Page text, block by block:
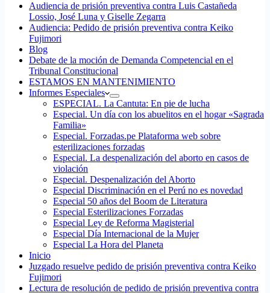
Audiencia de prisión preventiva contra Luis Castañeda
Lossio, José Luna y Giselle Zegarra
Audiencia: Pedido de prisión preventiva contra Keiko
Fujimori
Blog
Debate de la moción de Demanda Competencial en el
Tribunal Constitucional
ESTAMOS EN MANTENIMIENTO
Informes Especiales
ESPECIAL. La Cantuta: En pie de lucha
Especial. Un día con los abuelitos en el hogar «Sagrada
Familia»
Especial. Forzadas.pe Plataforma web sobre
esterilizaciones forzadas
Especial. La despenalización del aborto en casos de
violación
Especial. Despenalización del Aborto
Especial Discriminación en el Perú no es novedad
Especial 50 años del Boom de Literatura
Especial Esterilizaciones Forzadas
Especial Ley de Reforma Magisterial
Especial Día Internacional de la Mujer
Especial La Hora del Planeta
Inicio
Juzgado resuelve pedido de prisión preventiva contra Keiko
Fujimori
Lectura de resolución de pedido de prisión preventiva contra